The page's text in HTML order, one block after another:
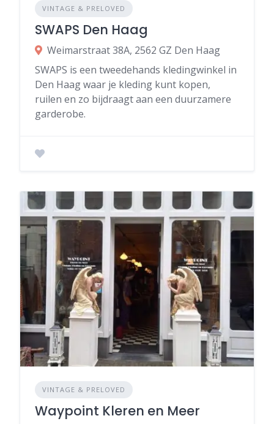
VINTAGE & PRELOVED
SWAPS Den Haag
Weimarstraat 38A, 2562 GZ Den Haag
SWAPS is een tweedehands kledingwinkel in
Den Haag waar je kleding kunt kopen,
ruilen en zo bijdraagt aan een duurzamere
garderobe.
VINTAGE & PRELOVED
Waypoint Kleren en Meer